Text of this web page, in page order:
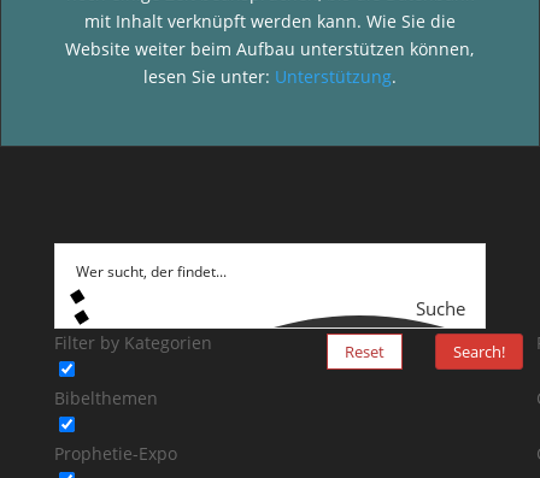
mit Inhalt verknüpft werden kann. Wie Sie die
Website weiter beim Aufbau unterstützen können,
lesen Sie unter: Unterstützung.
Suche
Filter by Kategorien
Bibelthemen
Prophetie-Expo
Reset Search!